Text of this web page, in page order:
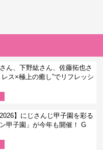
ん、下野紘さん、佐藤拓也さ
レス×極上の癒し”でリフレッシ
2026】にじさんじ甲子園を彩る
ン甲子園」が今年も開催！ G